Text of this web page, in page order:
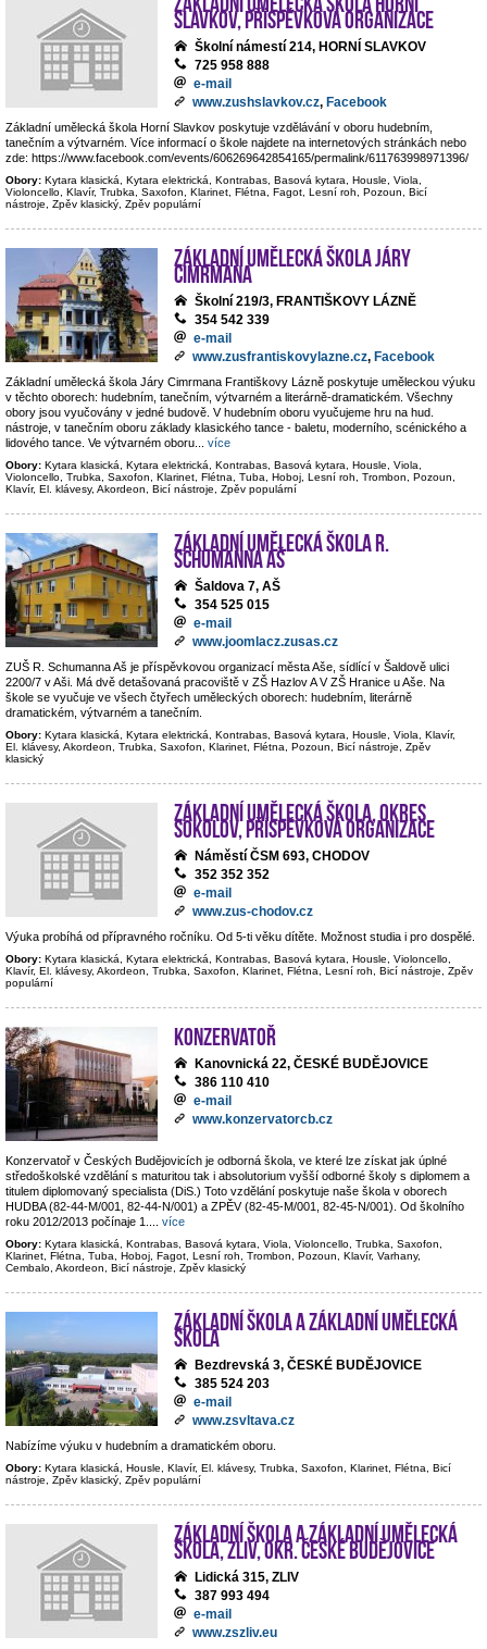
Slavkov, příspěvková organizace
Školní námestí 214, HORNÍ SLAVKOV
725 958 888
e-mail
www.zushslavkov.cz, Facebook
Základní umělecká škola Horní Slavkov poskytuje vzdělávání v oboru hudebním,
tanečním a výtvarném. Více informací o škole najdete na internetových stránkách nebo
zde: https://www.facebook.com/events/606269642854165/permalink/611763998971396/
Obory: Kytara klasická, Kytara elektrická, Kontrabas, Basová kytara, Housle, Viola,
Violoncello, Klavír, Trubka, Saxofon, Klarinet, Flétna, Fagot, Lesní roh, Pozoun, Bicí
nástroje, Zpěv klasický, Zpěv populární
Základní umělecká škola Járy
Cimrmana
Školní 219/3, FRANTIŠKOVY LÁZNĚ
354 542 339
e-mail
www.zusfrantiskovylazne.cz, Facebook
Základní umělecká škola Járy Cimrmana Františkovy Lázně poskytuje uměleckou výuku
v těchto oborech: hudebním, tanečním, výtvarném a literárně-dramatickém. Všechny
obory jsou vyučovány v jedné budově. V hudebním oboru vyučujeme hru na hud.
nástroje, v tanečním oboru základy klasického tance - baletu, moderního, scénického a
lidového tance. Ve výtvarném oboru
více
Obory: Kytara klasická, Kytara elektrická, Kontrabas, Basová kytara, Housle, Viola,
Violoncello, Trubka, Saxofon, Klarinet, Flétna, Tuba, Hoboj, Lesní roh, Trombon, Pozoun,
Klavír, El. klávesy, Akordeon, Bicí nástroje, Zpěv populární
Základní umělecká škola R.
Schumanna Aš
Šaldova 7, AŠ
354 525 015
e-mail
www.joomlacz.zusas.cz
ZUŠ R. Schumanna Aš je příspěvkovou organizací města Aše, sídlící v Šaldově ulici
2200/7 v Aši. Má dvě detašovaná pracoviště v ZŠ Hazlov A V ZŠ Hranice u Aše. Na
škole se vyučuje ve všech čtyřech uměleckých oborech: hudebním, literárně
dramatickém, výtvarném a tanečním.
Obory: Kytara klasická, Kytara elektrická, Kontrabas, Basová kytara, Housle, Viola, Klavír,
El. klávesy, Akordeon, Trubka, Saxofon, Klarinet, Flétna, Pozoun, Bicí nástroje, Zpěv
klasický
Základní umělecká škola, okres
Sokolov, příspěvková organizace
Náměstí ČSM 693, CHODOV
352 352 352
e-mail
www.zus-chodov.cz
Výuka probíhá od přípravného ročníku. Od 5-ti věku dítěte. Možnost studia i pro dospělé.
Obory: Kytara klasická, Kytara elektrická, Kontrabas, Basová kytara, Housle, Violoncello,
Klavír, El. klávesy, Akordeon, Trubka, Saxofon, Klarinet, Flétna, Lesní roh, Bicí nástroje, Zpěv
populární
Konzervatoř
Kanovnická 22, ČESKÉ BUDĚJOVICE
386 110 410
e-mail
www.konzervatorcb.cz
Konzervatoř v Českých Budějovicích je odborná škola, ve které lze získat jak úplné
středoškolské vzdělání s maturitou tak i absolutorium vyšší odborné školy s diplomem a
titulem diplomovaný specialista (DiS.) Toto vzdělání poskytuje naše škola v oborech
HUDBA (82-44-M/001, 82-44-N/001) a ZPĚV (82-45-M/001, 82-45-N/001). Od školního
roku 2012/2013 počínaje 1.
více
Obory: Kytara klasická, Kontrabas, Basová kytara, Viola, Violoncello, Trubka, Saxofon,
Klarinet, Flétna, Tuba, Hoboj, Fagot, Lesní roh, Trombon, Pozoun, Klavír, Varhany,
Cembalo, Akordeon, Bicí nástroje, Zpěv klasický
Základní škola a základní umělecká
škola
Bezdrevská 3, ČESKÉ BUDĚJOVICE
385 524 203
e-mail
www.zsvltava.cz
Nabízíme výuku v hudebním a dramatickém oboru.
Obory: Kytara klasická, Housle, Klavír, El. klávesy, Trubka, Saxofon, Klarinet, Flétna, Bicí
nástroje, Zpěv klasický, Zpěv populární
Základní škola a Základní umělecká
škola, Zliv, okr. České Budějovice
Lidická 315, ZLIV
387 993 494
e-mail
www.zszliv.eu